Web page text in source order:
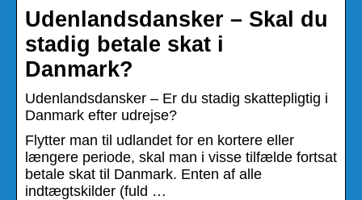
Udenlandsdansker – Skal du
stadig betale skat i
Danmark?
Udenlandsdansker – Er du stadig skattepligtig i
Danmark efter udrejse?
Flytter man til udlandet for en kortere eller
længere periode, skal man i visse tilfælde fortsat
betale skat til Danmark. Enten af alle
indtægtskilder (fuld …